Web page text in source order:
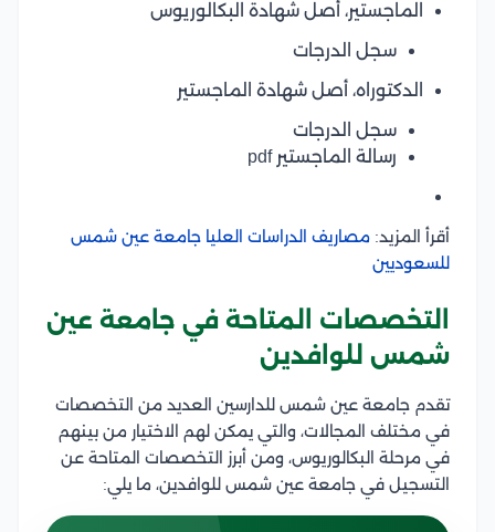
الماجستير، أصل شهادة البكالوريوس
سجل الدرجات
الدكتوراه، أصل شهادة الماجستير
سجل الدرجات
رسالة الماجستير pdf
أقرأ المزيد: مصاريف الدراسات العليا جامعة عين شمس
للسعوديين
التخصصات المتاحة في جامعة عين
شمس للوافدين
تقدم جامعة عين شمس للدارسين العديد من التخصصات
في مختلف المجالات، والتي يمكن لهم الاختيار من بينهم
في مرحلة البكالوريوس، ومن أبرز التخصصات المتاحة عن
التسجيل في جامعة عين شمس للوافدين، ما يلي: